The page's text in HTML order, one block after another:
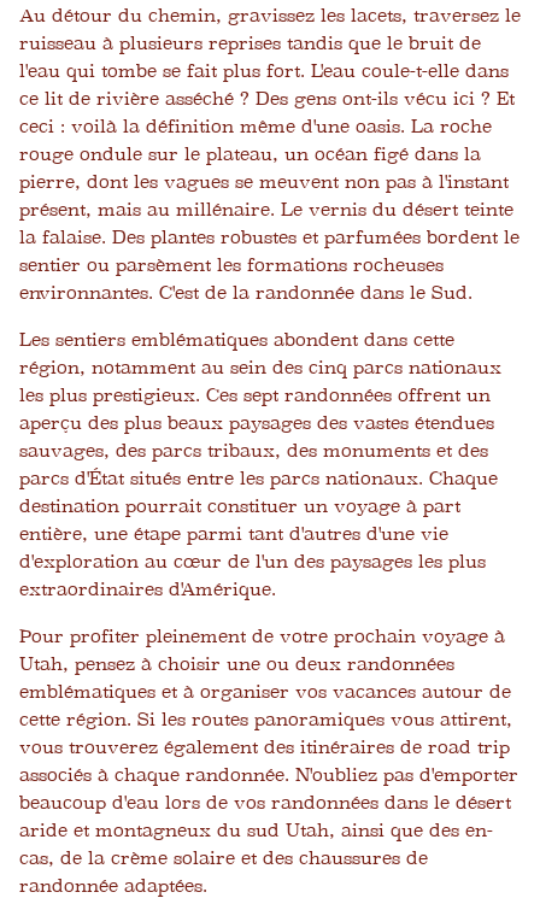
Au détour du chemin, gravissez les lacets, traversez le
ruisseau à plusieurs reprises tandis que le bruit de
l'eau qui tombe se fait plus fort. L'eau coule-t-elle dans
ce lit de rivière asséché ? Des gens ont-ils vécu ici ? Et
ceci : voilà la définition même d'une oasis. La roche
rouge ondule sur le plateau, un océan figé dans la
pierre, dont les vagues se meuvent non pas à l'instant
présent, mais au millénaire. Le vernis du désert teinte
la falaise. Des plantes robustes et parfumées bordent le
sentier ou parsèment les formations rocheuses
environnantes. C'est de la randonnée dans le Sud.
Les sentiers emblématiques abondent dans cette
région, notamment au sein des cinq parcs nationaux
les plus prestigieux. Ces sept randonnées offrent un
aperçu des plus beaux paysages des vastes étendues
sauvages, des parcs tribaux, des monuments et des
parcs d'État situés entre les parcs nationaux. Chaque
destination pourrait constituer un voyage à part
entière, une étape parmi tant d'autres d'une vie
d'exploration au cœur de l'un des paysages les plus
extraordinaires d'Amérique.
Pour profiter pleinement de votre prochain voyage à
Utah, pensez à choisir une ou deux randonnées
emblématiques et à organiser vos vacances autour de
cette région. Si les routes panoramiques vous attirent,
vous trouverez également des itinéraires de road trip
associés à chaque randonnée. N'oubliez pas d'emporter
beaucoup d'eau lors de vos randonnées dans le désert
aride et montagneux du sud Utah, ainsi que des en-
cas, de la crème solaire et des chaussures de
randonnée adaptées.